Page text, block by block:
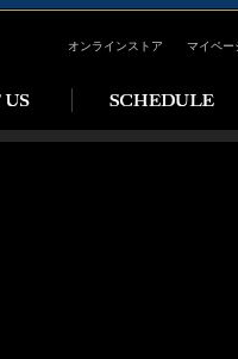
オンラインストア マイペー